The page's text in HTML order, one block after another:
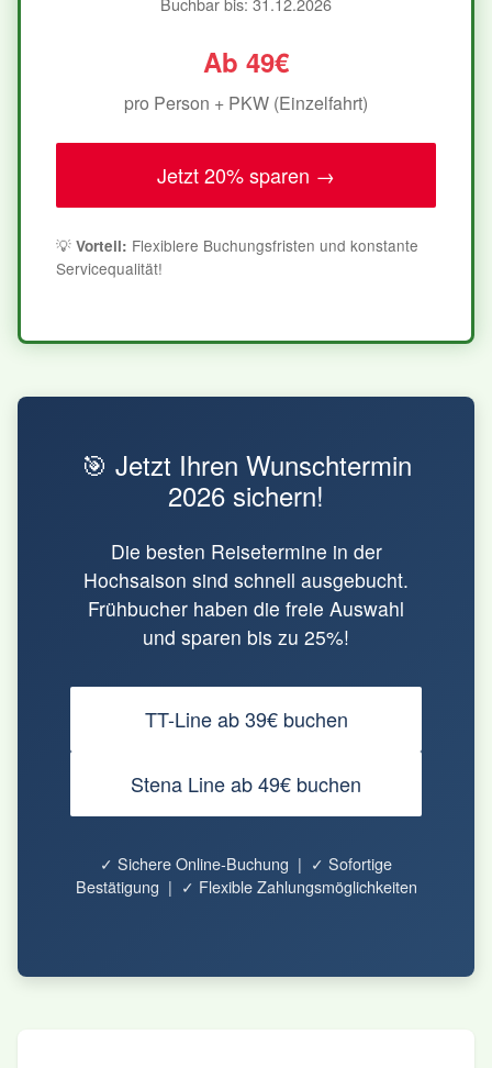
Ab 49€
pro Person + PKW (Einzelfahrt)
Jetzt 20% sparen →
💡 Vorteil: Flexiblere Buchungsfristen und konstante
Servicequalität!
🎯 Jetzt Ihren Wunschtermin
2026 sichern!
Die besten Reisetermine in der
Hochsaison sind schnell ausgebucht.
Frühbucher haben die freie Auswahl
und sparen bis zu 25%!
TT-Line ab 39€ buchen
Stena Line ab 49€ buchen
✓ Sichere Online-Buchung | ✓ Sofortige
Bestätigung | ✓ Flexible Zahlungsmöglichkeiten